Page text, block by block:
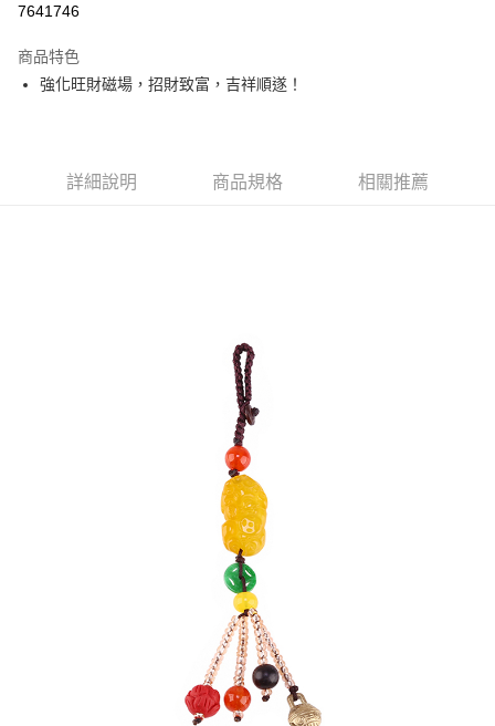
7641746
商品特色
強化旺財磁場，招財致富，吉祥順遂！
詳細說明 商品規格 相關推薦